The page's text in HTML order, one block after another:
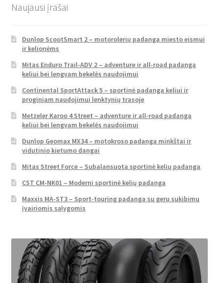
Naujausi įrašai
Dunlop ScootSmart 2 – motorolerių padanga miesto eismui
ir kelionėms
Mitas Enduro Trail-ADV 2 – adventure ir all-road padanga
keliui bei lengvam bekelės naudojimui
Continental SportAttack 5 – sportinė padanga keliui ir
proginiam naudojimui lenktynių trasoje
Metzeler Karoo 4 Street – adventure ir all-road padanga
keliui bei lengvam bekelės naudojimui
Dunlop Geomax MX34 – motokroso padanga minkštai ir
vidutinio kietumo dangai
Mitas Street Force – Subalansuota sportinė kelių padanga
CST CM-NK01 – Moderni sportinė kelių padanga
Maxxis MA-ST3 – Sport-touring padanga su geru sukibimu
įvairiomis sąlygomis